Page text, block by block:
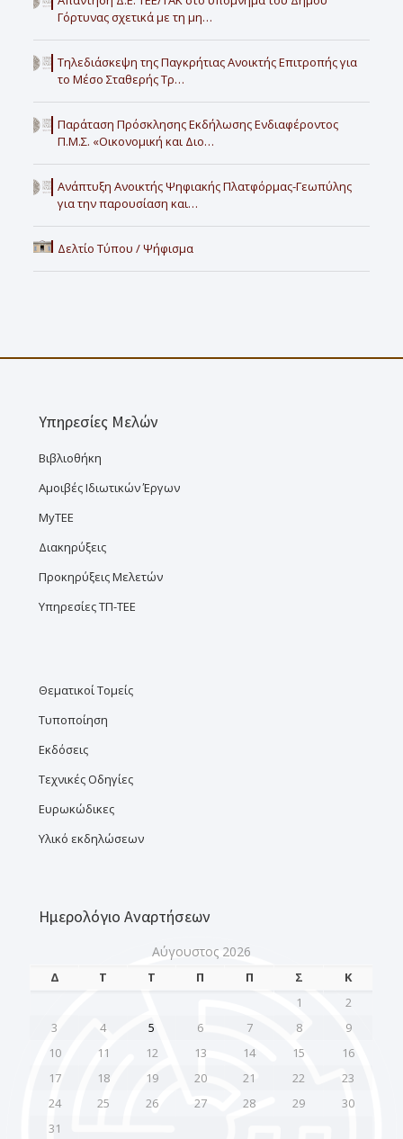
Γόρτυνας σχετικά με τη μη…
Τηλεδιάσκεψη της Παγκρήτιας Ανοικτής Επιτροπής για
το Μέσο Σταθερής Τρ…
Παράταση Πρόσκλησης Εκδήλωσης Ενδιαφέροντος
Π.Μ.Σ. «Οικονομική και Διο…
Ανάπτυξη Ανοικτής Ψηφιακής Πλατφόρμας-Γεωπύλης
για την παρουσίαση και…
Δελτίο Τύπου / Ψήφισμα
Υπηρεσίες Μελών
Βιβλιοθήκη
Αμοιβές Ιδιωτικών Έργων
MyTEE
Διακηρύξεις
Προκηρύξεις Μελετών
Υπηρεσίες ΤΠ-ΤΕΕ
Θεματικοί Τομείς
Τυποποίηση
Εκδόσεις
Τεχνικές Οδηγίες
Ευρωκώδικες
Υλικό εκδηλώσεων
Ημερολόγιο Αναρτήσεων
Αύγουστος 2026
Δ Τ Τ Π Π Σ
Κ
1
2
3
4 5 6 7 8
9
10
11 12 13 14 15
16
17
18 19 20 21 22
23
24
25 26 27 28 29
30
31